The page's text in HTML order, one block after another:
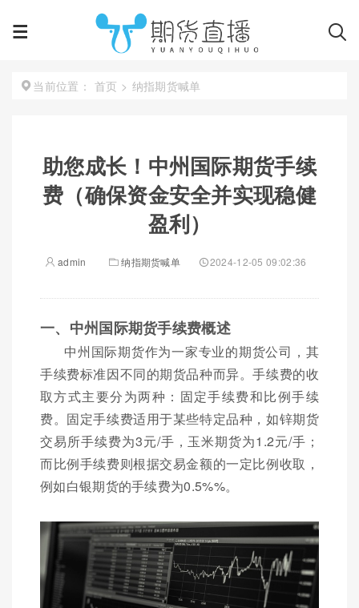
当前位置： 首页 > 纳指期货喊单
助您成长！中州国际期货手续
费（确保资金安全并实现稳健
盈利）
admin 纳指期货喊单 2024-12-05 09:02:36
一、中州国际期货手续费概述
中州国际期货作为一家专业的期货公司，其
手续费标准因不同的期货品种而异。手续费的收
取方式主要分为两种：固定手续费和比例手续
费。固定手续费适用于某些特定品种，如锌期货
交易所手续费为3元/手，玉米期货为1.2元/手；
而比例手续费则根据交易金额的一定比例收取，
例如白银期货的手续费为0.5%%。